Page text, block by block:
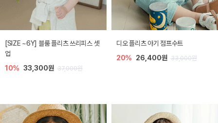
[SIZE ~6Y] 블룸 플리츠 쓰리피스 셋
업
10% 33,300원 37,000원
디오 플리츠 아기 점프수트
20% 26,400원 33,000원